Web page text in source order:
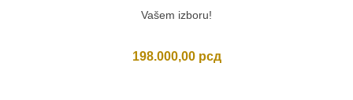
Vašem izboru!
198.000,00 рсд